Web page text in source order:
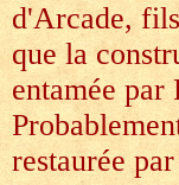
d'Arcade,
que la
entamée
restaurée